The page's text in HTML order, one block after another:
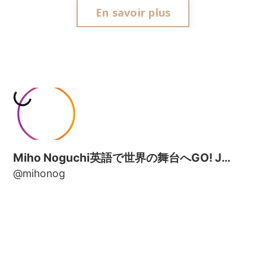
En savoir plus